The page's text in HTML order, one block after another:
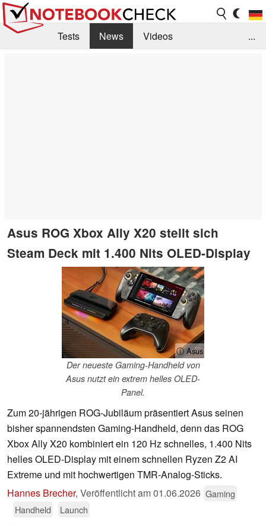
Tests News
Videos
...
Asus ROG Xbox Ally X20 stellt sich
Steam Deck mit 1.400 Nits OLED-Display
ⓘ Asus
Der neueste Gaming-Handheld von
Asus nutzt ein extrem helles OLED-
Panel.
Zum 20-jährigen ROG-Jubiläum präsentiert Asus seinen
bisher spannendsten Gaming-Handheld, denn das ROG
Xbox Ally X20 kombiniert ein 120 Hz schnelles, 1.400 Nits
helles OLED-Display mit einem schnellen Ryzen Z2 AI
Extreme und mit hochwertigen TMR-Analog-Sticks.
Hannes Brecher, Veröffentlicht am01.06.2026 Gaming
Handheld
Launch